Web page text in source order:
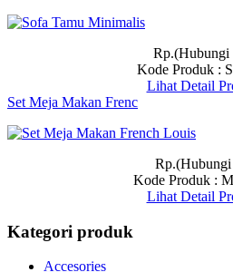
Rp.(Hubungi
Kode Produk :
Lihat Detail
Set Meja Makan Frenc
Rp.(Hubungi
Kode Produk :
Lihat Detail
Kategori produk
Accesories